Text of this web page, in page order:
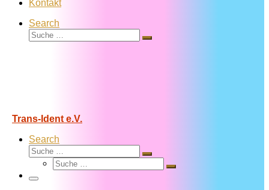
Kontakt
Search
Suche
Suche
Trans-Ident e.V.
Search
Suche
Suche
Suche
Suche
Menü